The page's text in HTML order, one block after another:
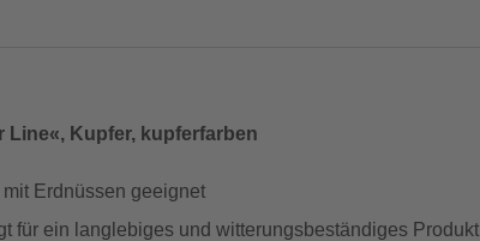
Line«, Kupfer, kupferfarben
Erdnüssen geeignet
für ein langlebiges und witterungsbeständiges Produkt